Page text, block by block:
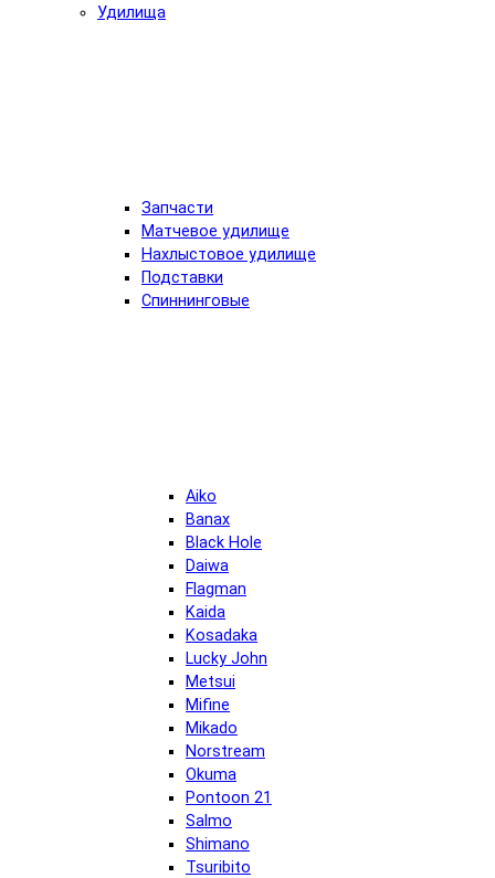
Удилища
Запчасти
Матчевое удилище
Нахлыстовое удилище
Подставки
Спиннинговые
Aiko
Banax
Black Hole
Daiwa
Flagman
Kaida
Kosadaka
Lucky John
Metsui
Mifine
Mikado
Norstream
Okuma
Pontoon 21
Salmo
Shimano
Tsuribito